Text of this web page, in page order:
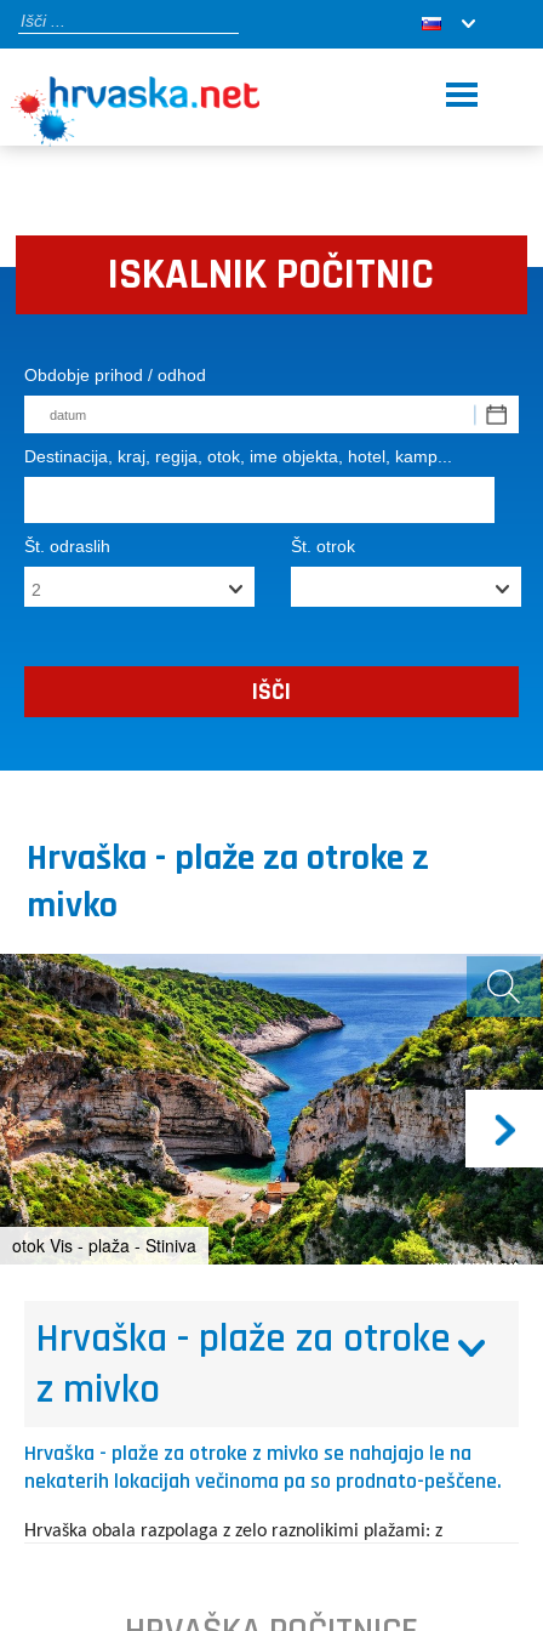
ISKALNIK POČITNIC
Obdobje prihod / odhod
Destinacija, kraj, regija, otok, ime objekta, hotel, kamp...
Št. odraslih Št. otrok
Hrvaška - plaže za otroke z
mivko
otok Vis - plaža - Stiniva
Hrvaška - plaže za otroke
z mivko
Hrvaška - plaže za otroke z mivko se nahajajo le na
nekaterih lokacijah večinoma pa so prodnato-peščene.
Hrvaška obala razpolaga z zelo raznolikimi plažami: z